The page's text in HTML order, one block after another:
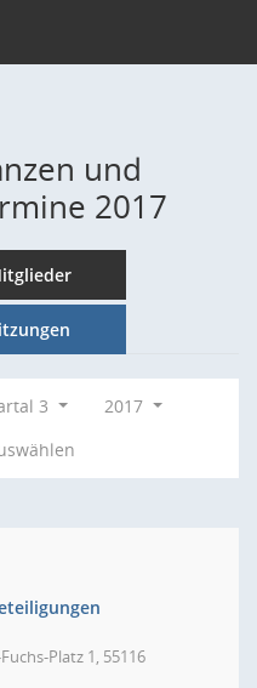
und
2017
3
2017
Platz 1, 55116